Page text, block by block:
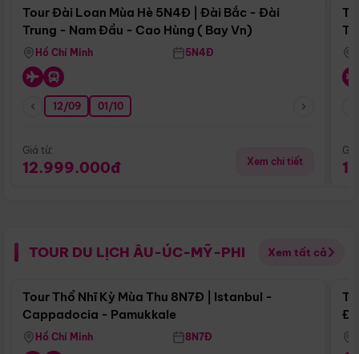
Tour Đài Loan Mùa Hè 5N4Đ | Đài Bắc - Đài
Trung - Nam Đầu - Cao Hùng ( Bay Vn)
Hồ Chí Minh 5N4Đ
12/09 01/10
Giá từ:
12.999.000đ Xem chi tiết
TOUR DU LỊCH ÂU-ÚC-MỸ-PHI Xem tất cả
Điểm nổi bật
Tour Thổ Nhĩ Kỳ Mùa Thu 8N7Đ | Istanbul -
Cappadocia - Pamukkale
Hồ Chí Minh 8N7Đ